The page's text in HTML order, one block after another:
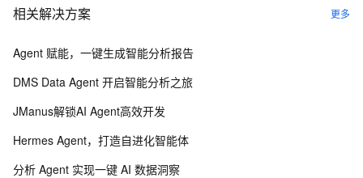
相关解决方案 更多
Agent 赋能，一键生成智能分析报告
DMS Data Agent 开启智能分析之旅
JManus解锁AI Agent高效开发
Hermes Agent，打造自进化智能体
分析 Agent 实现一键 AI 数据洞察